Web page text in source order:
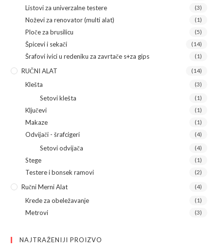
Listovi za univerzalne testere (3)
Noževi za renovator (multi alat) (1)
Ploče za brusilicu (5)
Špicevi i sekači (14)
Šrafovi ivici u redeniku za zavrtače s+za gips (1)
RUČNI ALAT (14)
Klešta (3)
Setovi klešta (1)
Ključevi (1)
Makaze (1)
Odvijači - šrafcigeri (4)
Setovi odvijača (4)
Stege (1)
Testere i bonsek ramovi (2)
Ručni Merni Alat (4)
Krede za obeležavanje (1)
Metrovi (3)
NAJTRAŽENIJI PROIZVO